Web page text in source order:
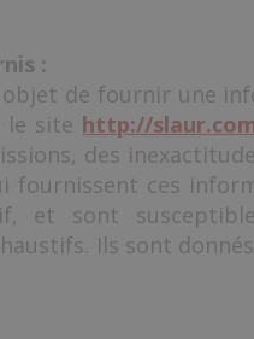
:
de fournir une
le site http://
des
ces
et sont
Ils sont